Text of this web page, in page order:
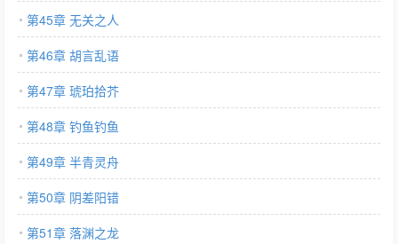
第45章 无关之人
第46章 胡言乱语
第47章 琥珀拾芥
第48章 钓鱼钓鱼
第49章 半青灵舟
第50章 阴差阳错
第51章 落渊之龙